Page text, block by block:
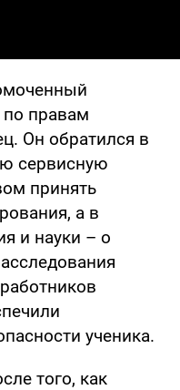
правам
Он обратился в
сервисную
принять
а в
и науки – о
ученика.
того, как